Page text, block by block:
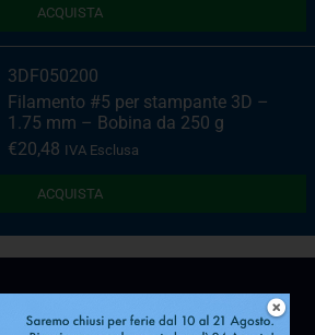
ACQUISTA
3DF050200
Filamento #5 per stampante 3D –
1.75 mm – Bobina da 250 g
€20,48 IVA Esclusa
ACQUISTA